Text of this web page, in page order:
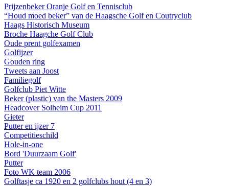
Prijzenbeker Oranje Golf en Tennisclub
“Houd moed beker” van de Haagsche Golf en Coutryclub
Haags Historisch Museum
Broche Haagche Golf Club
Oude prent golfexamen
Golfijzer
Gouden ring
Tweets aan Joost
Familiegolf
Golfclub Piet Witte
Beker (plastic) van the Masters 2009
Headcover Solheim Cup 2011
Gieter
Putter en ijzer 7
Competitieschild
Hole-in-one
Bord 'Duurzaam Golf'
Putter
Foto WK team 2006
Golftasje ca 1920 en 2 golfclubs hout (4 en 3)